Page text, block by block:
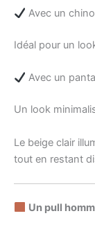
Avec un
Idéal pour un
Avec un
Un look
Le beige clair
tout en restant
Un pull